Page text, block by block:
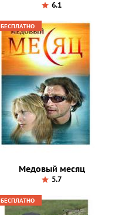
6.1
БЕСПЛАТНО
Медовый месяц
5.7
БЕСПЛАТНО